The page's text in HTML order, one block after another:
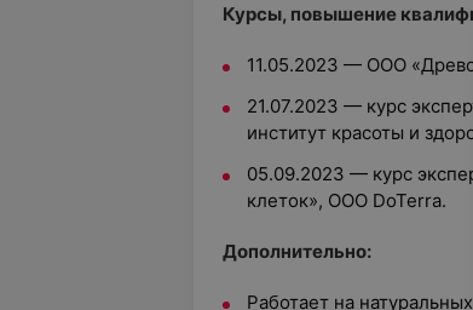
Курсы, повышение
11.05.2023 — ООО
21.07.2023 — курс
институт красоты и
05.09.2023 — курс
клеток», ООО DoTerra.
Дополнительно:
Работает на